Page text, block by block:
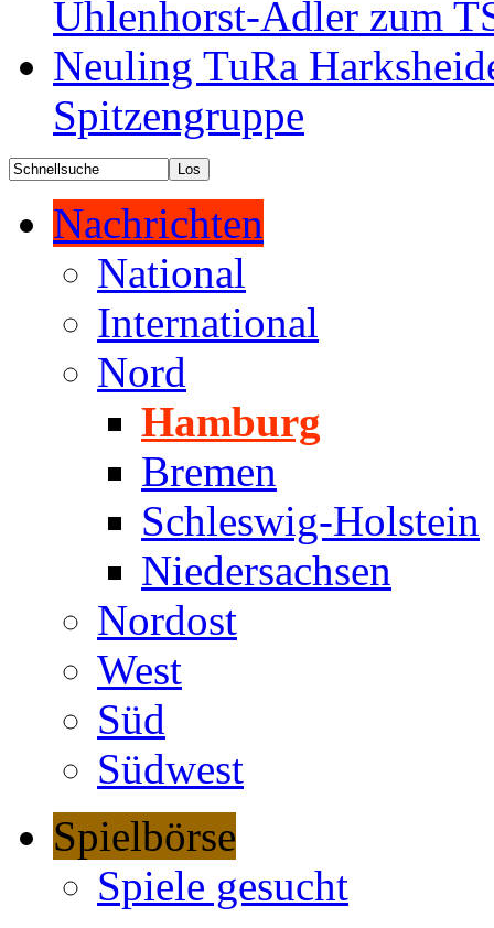
Uhlenhorst-Adler zum
Neuling TuRa
Spitzengruppe
Nachrichten
National
International
Nord
Hamburg
Bremen
Schleswig-Holstein
Niedersachsen
Nordost
West
Süd
Südwest
Spielbörse
Spiele gesucht